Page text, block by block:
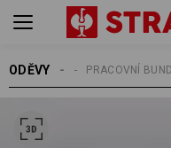
ODĚVY PRACOVNÍ
MUŽI